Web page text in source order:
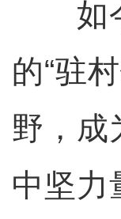
如今
的“驻
野，成
中坚力